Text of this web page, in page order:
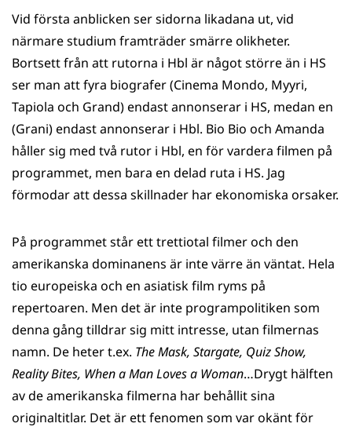
Vid första anblicken ser sidorna likadana ut, vid
närmare studium framträder smärre olikheter.
Bortsett från att rutorna i Hbl är något större än i HS
ser man att fyra biografer (Cinema Mondo, Myyri,
Tapiola och Grand) endast annonserar i HS, medan en
(Grani) endast annonserar i Hbl. Bio Bio och Amanda
håller sig med två rutor i Hbl, en för vardera filmen på
programmet, men bara en delad ruta i HS. Jag
förmodar att dessa skillnader har ekonomiska orsaker.
På programmet står ett trettiotal filmer och den
amerikanska dominanens är inte värre än väntat. Hela
tio europeiska och en asiatisk film ryms på
repertoaren. Men det är inte programpolitiken som
denna gång tilldrar sig mitt intresse, utan filmernas
namn. De heter t.ex. The Mask, Stargate, Quiz Show,
Reality Bites, When a Man Loves a Woman…Drygt hälften
av de amerikanska filmerna har behållit sina
originaltitlar. Det är ett fenomen som var okänt för